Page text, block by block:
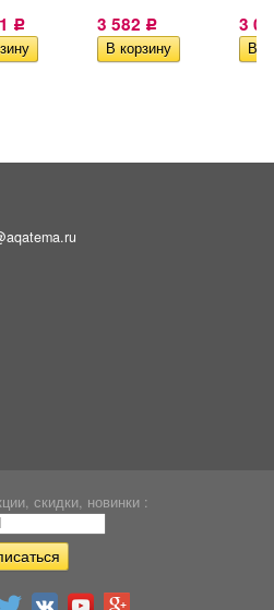
Р 3 582 Р 3
скидки, новинки :